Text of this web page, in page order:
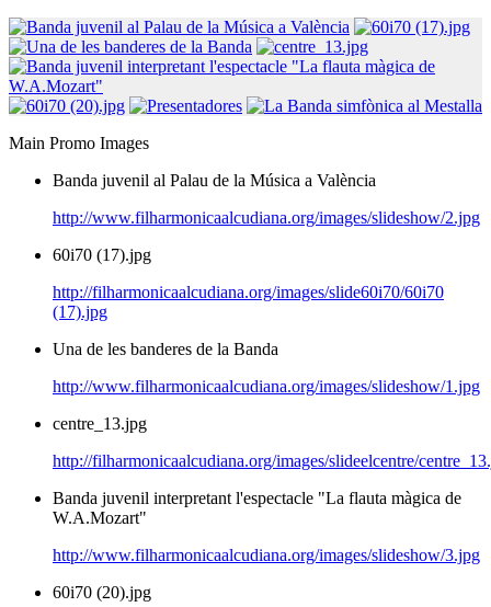
Main Promo Images
Banda juvenil al Palau de la Música a València
http://www.filharmonicaalcudiana.org/images/slideshow/2.jpg
60i70 (17).jpg
http://filharmonicaalcudiana.org/images/slide60i70/60i70
(17).jpg
Una de les banderes de la Banda
http://www.filharmonicaalcudiana.org/images/slideshow/1.jpg
centre_13.jpg
http://filharmonicaalcudiana.org/images/slideelcentre/
Banda juvenil interpretant l'espectacle "La flauta màgica de
W.A.Mozart"
http://www.filharmonicaalcudiana.org/images/slideshow/3.jpg
60i70 (20).jpg